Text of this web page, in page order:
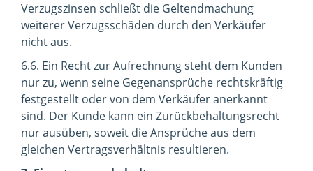
Verzugszinsen schließt die Geltendmachung
weiterer Verzugsschäden durch den Verkäufer
nicht aus.
6.6. Ein Recht zur Aufrechnung steht dem Kunden
nur zu, wenn seine Gegenansprüche rechtskräftig
festgestellt oder von dem Verkäufer anerkannt
sind. Der Kunde kann ein Zurückbehaltungsrecht
nur ausüben, soweit die Ansprüche aus dem
gleichen Vertragsverhältnis resultieren.